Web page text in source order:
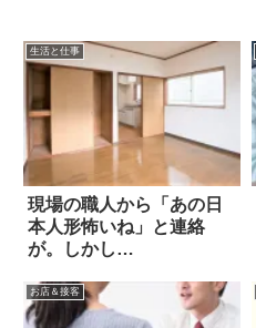
生活と仕事
現場の職人から「あの日
本人形怖いね」と連絡
が。しかし…
お店＆接客